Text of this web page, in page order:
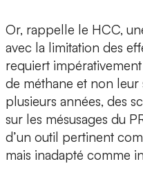
Or, rappelle le HCC,
avec la limitation des
requiert
de méthane et non leur
plusieurs années, des
sur les mésusages du
d’un outil pertinent
mais inadapté comme